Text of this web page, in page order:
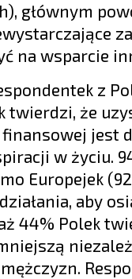
głównym
na wsparcie
z
twierdzi, że
jest
w życiu.
Europejek
aby
44% Polek